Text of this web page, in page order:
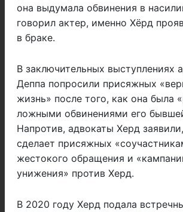
она выдумала обвинения в
говорил актер, именно Хёрд
в браке.
В заключительных выступлениях
Деппа попросили присяжных
жизнь» после того, как она была
ложными обвинениями его
Напротив, адвокаты Херд
сделает присяжных
жестокого обращения и
унижения» против Херд.
В 2020 году Херд подала